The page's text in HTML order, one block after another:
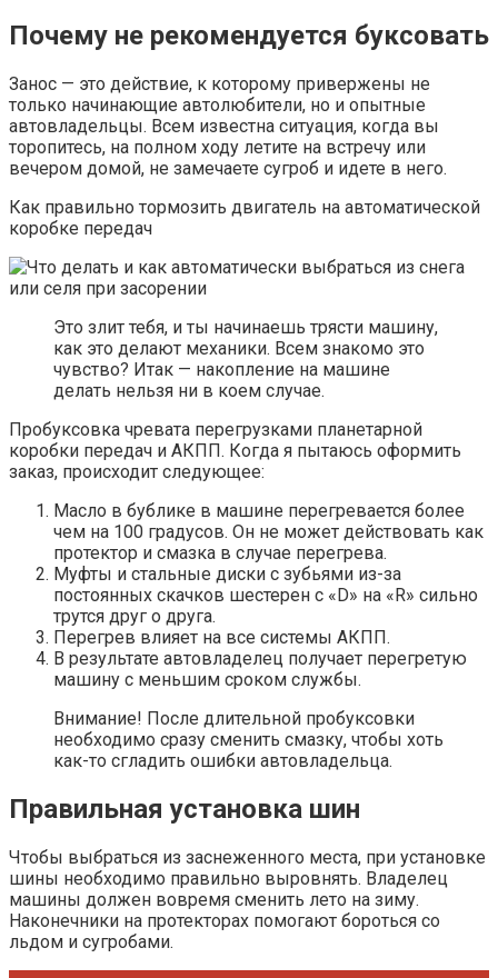
Почему не рекомендуется буксовать
Занос — это действие, к которому привержены не
только начинающие автолюбители, но и опытные
автовладельцы. Всем известна ситуация, когда вы
торопитесь, на полном ходу летите на встречу или
вечером домой, не замечаете сугроб и идете в него.
Как правильно тормозить двигатель на автоматической
коробке передач
Это злит тебя, и ты начинаешь трясти машину,
как это делают механики. Всем знакомо это
чувство? Итак — накопление на машине
делать нельзя ни в коем случае.
Пробуксовка чревата перегрузками планетарной
коробки передач и АКПП. Когда я пытаюсь оформить
заказ, происходит следующее:
Масло в бублике в машине перегревается более
чем на 100 градусов. Он не может действовать как
протектор и смазка в случае перегрева.
Муфты и стальные диски с зубьями из-за
постоянных скачков шестерен с «D» на «R» сильно
трутся друг о друга.
Перегрев влияет на все системы АКПП.
В результате автовладелец получает перегретую
машину с меньшим сроком службы.
Внимание! После длительной пробуксовки
необходимо сразу сменить смазку, чтобы хоть
как-то сгладить ошибки автовладельца.
Правильная установка шин
Чтобы выбраться из заснеженного места, при установке
шины необходимо правильно выровнять. Владелец
машины должен вовремя сменить лето на зиму.
Наконечники на протекторах помогают бороться со
льдом и сугробами.